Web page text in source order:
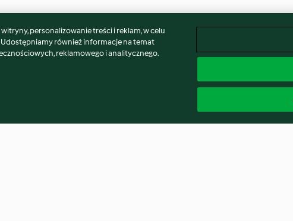
personalizowanie treści i reklam, w celu
również informacje na temat
reklamowego i analitycznego.